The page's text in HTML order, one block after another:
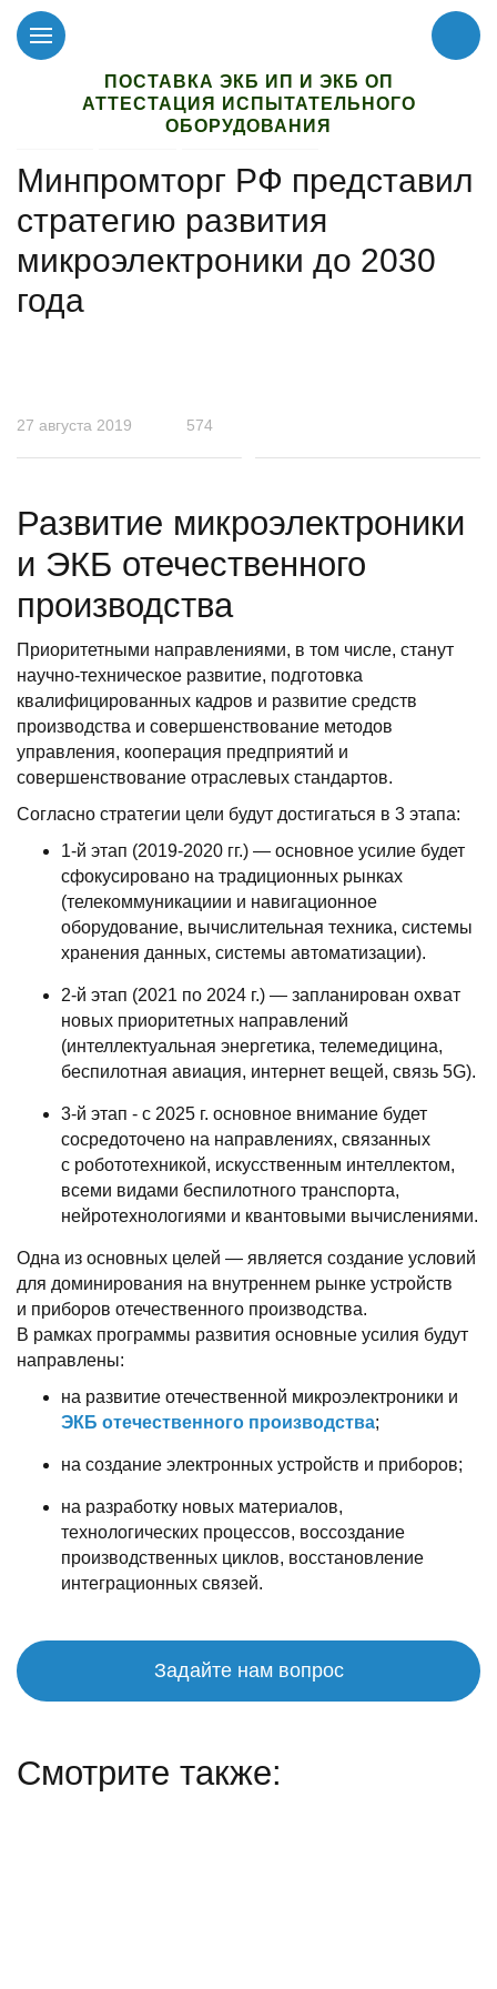
ПОСТАВКА ЭКБ ИП И ЭКБ ОП
АТТЕСТАЦИЯ ИСПЫТАТЕЛЬНОГО
ОБОРУДОВАНИЯ
Новости отрасли
Минпромторг РФ представил
стратегию развития
микроэлектроники до 2030
года
27 августа 2019 574
Развитие микроэлектроники
и ЭКБ отечественного
производства
Приоритетными направлениями, в том числе, станут
научно-техническое развитие, подготовка
квалифицированных кадров и развитие средств
производства и совершенствование методов
управления, кооперация предприятий и
совершенствование отраслевых стандартов.
Согласно стратегии цели будут достигаться в 3 этапа:
1-й этап (2019-2020 гг.) — основное усилие будет
сфокусировано на традиционных рынках
(телекоммуникациии и навигационное
оборудование, вычислительная техника, системы
хранения данных, системы автоматизации).
2-й этап (2021 по 2024 г.) — запланирован охват
новых приоритетных направлений
(интеллектуальная энергетика, телемедицина,
беспилотная авиация, интернет вещей, связь 5G).
3-й этап - с 2025 г. основное внимание будет
сосредоточено на направлениях, связанных
с робототехникой, искусственным интеллектом,
всеми видами беспилотного транспорта,
нейротехнологиями и квантовыми вычислениями.
Одна из основных целей — является создание условий
для доминирования на внутреннем рынке устройств
и приборов отечественного производства.
В рамках программы развития основные усилия будут
направлены:
на развитие отечественной микроэлектроники и
ЭКБ отечественного производства;
на создание электронных устройств и приборов;
на разработку новых материалов,
технологических процессов, воссоздание
производственных циклов, восстановление
интеграционных связей.
Задайте нам вопрос
Смотрите также: